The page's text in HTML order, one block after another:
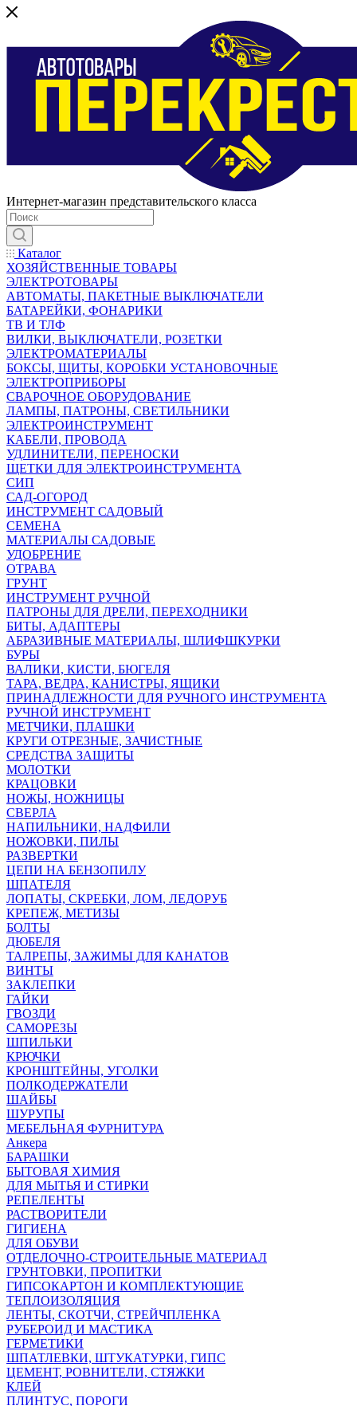
Интернет-магазин представительского класса
Каталог
ХОЗЯЙСТВЕННЫЕ ТОВАРЫ
ЭЛЕКТРОТОВАРЫ
АВТОМАТЫ, ПАКЕТНЫЕ ВЫКЛЮЧАТЕЛИ
БАТАРЕЙКИ, ФОНАРИКИ
ТВ И ТЛФ
ВИЛКИ, ВЫКЛЮЧАТЕЛИ, РОЗЕТКИ
ЭЛЕКТРОМАТЕРИАЛЫ
БОКСЫ, ЩИТЫ, КОРОБКИ УСТАНОВОЧНЫЕ
ЭЛЕКТРОПРИБОРЫ
СВАРОЧНОЕ ОБОРУДОВАНИЕ
ЛАМПЫ, ПАТРОНЫ, СВЕТИЛЬНИКИ
ЭЛЕКТРОИНСТРУМЕНТ
КАБЕЛИ, ПРОВОДА
УДЛИНИТЕЛИ, ПЕРЕНОСКИ
ЩЕТКИ ДЛЯ ЭЛЕКТРОИНСТРУМЕНТА
СИП
САД-ОГОРОД
ИНСТРУМЕНТ САДОВЫЙ
СЕМЕНА
МАТЕРИАЛЫ САДОВЫЕ
УДОБРЕНИЕ
ОТРАВА
ГРУНТ
ИНСТРУМЕНТ РУЧНОЙ
ПАТРОНЫ ДЛЯ ДРЕЛИ, ПЕРЕХОДНИКИ
БИТЫ, АДАПТЕРЫ
АБРАЗИВНЫЕ МАТЕРИАЛЫ, ШЛИФШКУРКИ
БУРЫ
ВАЛИКИ, КИСТИ, БЮГЕЛЯ
ТАРА, ВЕДРА, КАНИСТРЫ, ЯЩИКИ
ПРИНАДЛЕЖНОСТИ ДЛЯ РУЧНОГО ИНСТРУМЕНТА
РУЧНОЙ ИНСТРУМЕНТ
МЕТЧИКИ, ПЛАШКИ
КРУГИ ОТРЕЗНЫЕ, ЗАЧИСТНЫЕ
СРЕДСТВА ЗАЩИТЫ
МОЛОТКИ
КРАЦОВКИ
НОЖЫ, НОЖНИЦЫ
СВЕРЛА
НАПИЛЬНИКИ, НАДФИЛИ
НОЖОВКИ, ПИЛЫ
РАЗВЕРТКИ
ЦЕПИ НА БЕНЗОПИЛУ
ШПАТЕЛЯ
ЛОПАТЫ, СКРЕБКИ, ЛОМ, ЛЕДОРУБ
КРЕПЕЖ, МЕТИЗЫ
БОЛТЫ
ДЮБЕЛЯ
ТАЛРЕПЫ, ЗАЖИМЫ ДЛЯ КАНАТОВ
ВИНТЫ
ЗАКЛЕПКИ
ГАЙКИ
ГВОЗДИ
САМОРЕЗЫ
ШПИЛЬКИ
КРЮЧКИ
КРОНШТЕЙНЫ, УГОЛКИ
ПОЛКОДЕРЖАТЕЛИ
ШАЙБЫ
ШУРУПЫ
МЕБЕЛЬНАЯ ФУРНИТУРА
Анкера
БАРАШКИ
БЫТОВАЯ ХИМИЯ
ДЛЯ МЫТЬЯ И СТИРКИ
РЕПЕЛЕНТЫ
РАСТВОРИТЕЛИ
ГИГИЕНА
ДЛЯ ОБУВИ
ОТДЕЛОЧНО-СТРОИТЕЛЬНЫЕ МАТЕРИАЛ
ГРУНТОВКИ, ПРОПИТКИ
ГИПСОКАРТОН И КОМПЛЕКТУЮЩИЕ
ТЕПЛОИЗОЛЯЦИЯ
ЛЕНТЫ, СКОТЧИ, СТРЕЙЧПЛЕНКА
РУБЕРОИД И МАСТИКА
ГЕРМЕТИКИ
ШПАТЛЕВКИ, ШТУКАТУРКИ, ГИПС
ЦЕМЕНТ, РОВНИТЕЛИ, СТЯЖКИ
КЛЕЙ
ПЛИНТУС, ПОРОГИ